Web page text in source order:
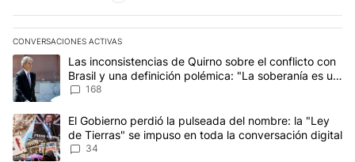
CONVERSACIONES ACTIVAS
Este listado muestra los artículos con más comentarios en los
Un artículo de tendencia con el título "Las inconsistencias de
Las inconsistencias de Quirno sobre el conflicto con
Brasil y una definición polémica: "La soberanía es un
concepto antiguo"
168
Un artículo de tendencia con el título "El Gobierno perdió la
El Gobierno perdió la pulseada del nombre: la "Ley
de Tierras" se impuso en toda la conversación digital
34